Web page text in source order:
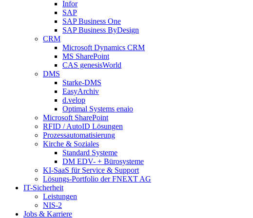
Infor
SAP
SAP Business One
SAP Business ByDesign
CRM
Microsoft Dynamics CRM
MS SharePoint
CAS genesisWorld
DMS
Starke-DMS
EasyArchiv
d.velop
Optimal Systems enaio
Microsoft SharePoint
RFID / AutoID Lösungen
Prozessautomatisierung
Kirche & Soziales
Standard Systeme
DM EDV- + Bürosysteme
KI-SaaS für Service & Support
Lösungs-Portfolio der FNEXT AG
IT-Sicherheit
Leistungen
NIS-2
Jobs & Karriere